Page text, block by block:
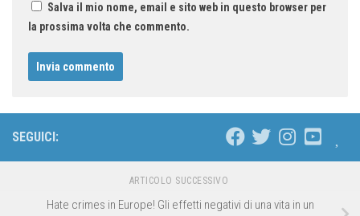
Salva il mio nome, email e sito web in questo browser per
la prossima volta che commento.
SEGUICI:
ARTICOLO SUCCESSIVO
Hate crimes in Europe! Gli effetti negativi di una vita in un